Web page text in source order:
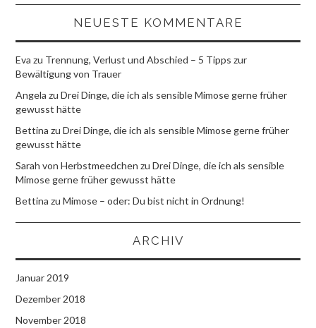
NEUESTE KOMMENTARE
Eva zu Trennung, Verlust und Abschied – 5 Tipps zur
Bewältigung von Trauer
Angela zuDrei Dinge, die ich als sensible Mimose gerne früher
gewusst hätte
Bettina zuDrei Dinge, die ich als sensible Mimose gerne früher
gewusst hätte
Sarah von Herbstmeedchen zuDrei Dinge, die ich als sensible
Mimose gerne früher gewusst hätte
Bettina zuMimose – oder: Du bist nicht in Ordnung!
ARCHIV
Januar 2019
Dezember 2018
November 2018